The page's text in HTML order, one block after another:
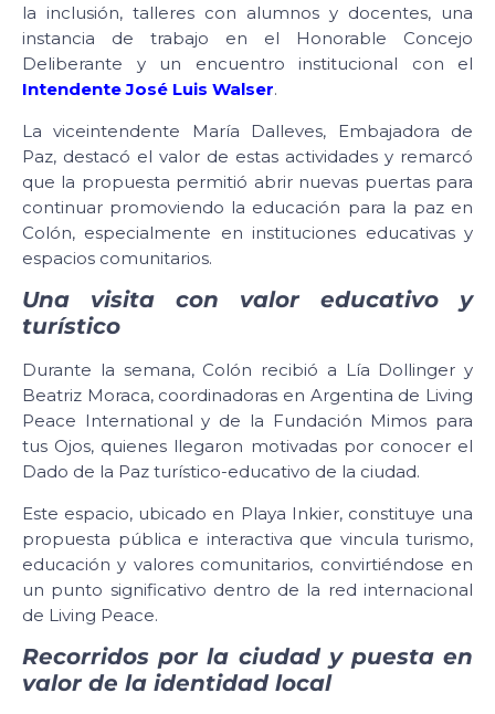
la inclusión, talleres con alumnos y docentes, una
instancia de trabajo en el Honorable Concejo
Deliberante y un encuentro institucional con el
Intendente José Luis Walser.
La viceintendente María Dalleves, Embajadora de
Paz, destacó el valor de estas actividades y remarcó
que la propuesta permitió abrir nuevas puertas para
continuar promoviendo la educación para la paz en
Colón, especialmente en instituciones educativas y
espacios comunitarios.
Una visita con valor educativo y
turístico
Durante la semana, Colón recibió a Lía Dollinger y
Beatriz Moraca, coordinadoras en Argentina de Living
Peace International y de la Fundación Mimos para
tus Ojos, quienes llegaron motivadas por conocer el
Dado de la Paz turístico-educativo de la ciudad.
Este espacio, ubicado en Playa Inkier, constituye una
propuesta pública e interactiva que vincula turismo,
educación y valores comunitarios, convirtiéndose en
un punto significativo dentro de la red internacional
de Living Peace.
Recorridos por la ciudad y puesta en
valor de la identidad local